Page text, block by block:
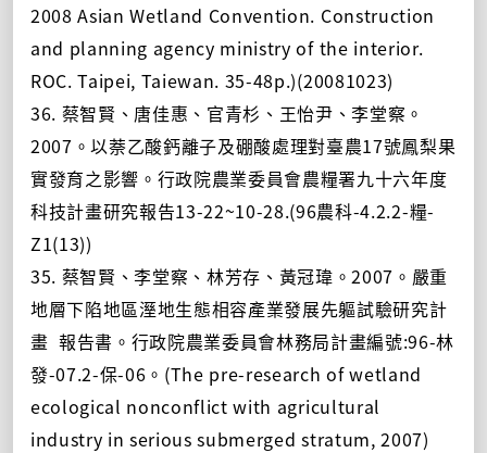
2008 Asian Wetland Convention. Construction
and planning agency ministry of the interior.
ROC. Taipei, Taiewan. 35-48p.)(20081023)
36. 蔡智賢、唐佳惠、官青杉、王怡尹、李堂察。
2007。以萘乙酸鈣離子及硼酸處理對臺農17號鳳梨果
實發育之影響。行政院農業委員會農糧署九十六年度
科技計畫研究報告13-22~10-28.(96農科-4.2.2-糧-
Z1(13))
35. 蔡智賢、李堂察、林芳存、黃冠瑋。2007。嚴重
地層下陷地區溼地生態相容產業發展先軀試驗研究計
畫 報告書。行政院農業委員會林務局計畫編號:96-林
發-07.2-保-06。(The pre-research of wetland
ecological nonconflict with agricultural
industry in serious submerged stratum, 2007)